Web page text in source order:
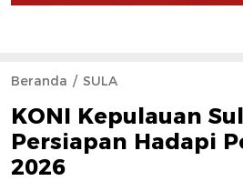
Beranda SULA
KONI Kepulauan
Persiapan Hadapi
2026